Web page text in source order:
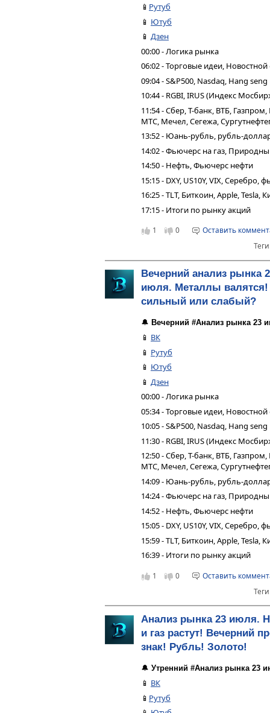
📱 Рутуб
📱 Ютуб
📱 Дзен
00:00 - Логика рынка
06:02 - Торговые идеи,
09:04 - S&P500, Nasdaq, Hang seng
10:44 - RGBI, IRUS (Индекс
11:54 - Сбер, Т-банк, ВТБ,
МТС, Мечел, Сегежа,
13:52 - Юань-рубль, рубль-
14:02 - Фьючерс на газ,
14:50 - Нефть, Фьючерс нефти
15:15 - DXY, US10Y, VIX,
16:25 - TLT, Биткоин, Apple, Tesla,
17:15 - Итоги по рынку акций
1 0
Оставить
Вечерний анализ рынка
июля. Металлы
сильный или слабый?
🔔 Вечерний #Анализ рынка 23
📱 ВК
📱 Рутуб
📱 Ютуб
📱 Дзен
00:00 - Логика рынка
05:34 - Торговые идеи,
10:05 - S&P500, Nasdaq, Hang seng
11:30 - RGBI, IRUS (Индекс
12:50 - Сбер, Т-банк, ВТБ,
МТС, Мечел, Сегежа,
14:09 - Юань-рубль, рубль-
14:24 - Фьючерс на газ,
14:52 - Нефть, Фьючерс нефти
15:05 - DXY, US10Y, VIX,
15:59 - TLT, Биткоин, Apple, Tesla,
16:39 - Итоги по рынку акций
1 0
Оставить
Анализ рынка 23 июля.
и газ растут! Вечерний
знак! Рубль! Золото!
🔔 Утренний #Анализ рынка 23
📱 ВК
📱 Рутуб